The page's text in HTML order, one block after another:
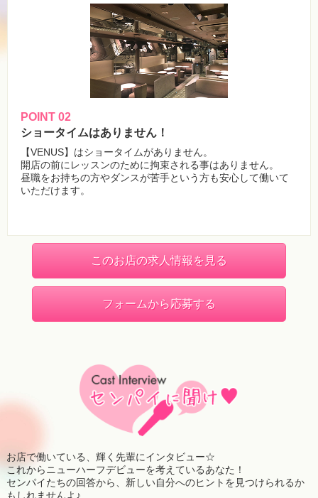
POINT 02
ショータイムはありません！
【VENUS】はショータイムがありません。
開店の前にレッスンのために拘束される事はありません。
昼職をお持ちの方やダンスが苦手という方も安心して働いて
いただけます。
このお店の求人情報を見る
フォームから応募する
お店で働いている、輝く先輩にインタビュー☆
これからニューハーフデビューを考えているあなた！
センパイたちの回答から、新しい自分へのヒントを見つけられるか
もしれませんよ♪